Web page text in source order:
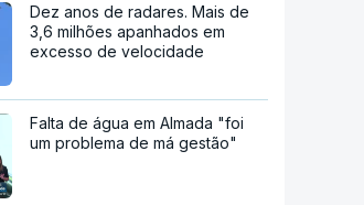
Dez anos de radares. Mais de
3,6 milhões apanhados em
excesso de velocidade
Falta de água em Almada "foi
um problema de má gestão"